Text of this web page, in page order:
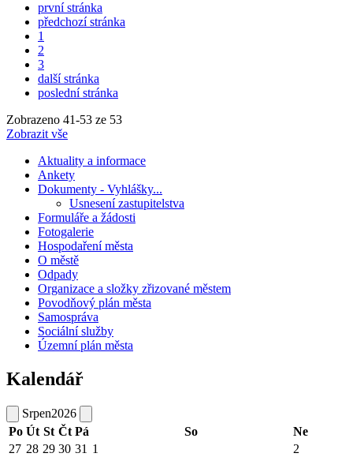
první stránka
předchozí stránka
1
2
3
další stránka
poslední stránka
Zobrazeno 41-53 ze 53
Zobrazit vše
Aktuality a informace
Ankety
Dokumenty - Vyhlášky...
Usnesení zastupitelstva
Formuláře a žádosti
Fotogalerie
Hospodaření města
O městě
Odpady
Organizace a složky zřizované městem
Povodňový plán města
Samospráva
Sociální služby
Územní plán města
Kalendář
Srpen2026
Po Út St Čt Pá So
Ne
27 28 29 30 31 1
2